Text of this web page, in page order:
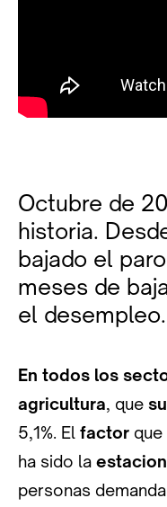
Octubre de
historia.
bajado el
meses de
el desempleo.
En todos los
agricultura, que
5,1%. El factor
ha sido la
personas